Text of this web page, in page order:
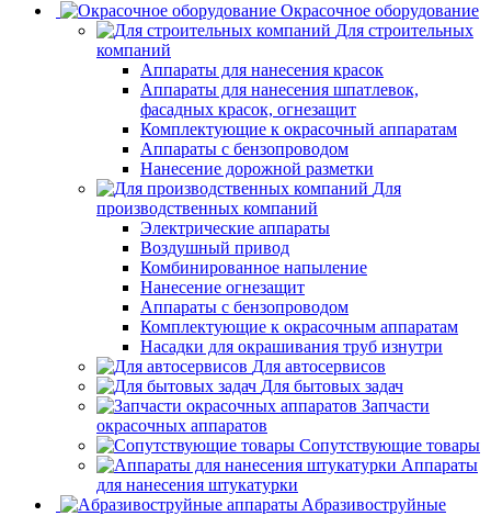
Окрасочное оборудование
Для строительных
компаний
Аппараты для нанесения красок
Аппараты для нанесения шпатлевок,
фасадных красок, огнезащит
Комплектующие к окрасочный аппаратам
Аппараты с бензопроводом
Нанесение дорожной разметки
Для
производственных компаний
Электрические аппараты
Воздушный привод
Комбинированное напыление
Нанесение огнезащит
Аппараты с бензопроводом
Комплектующие к окрасочным аппаратам
Насадки для окрашивания труб изнутри
Для автосервисов
Для бытовых задач
Запчасти
окрасочных аппаратов
Сопутствующие товары
Аппараты
для нанесения штукатурки
Aбразивоструйные